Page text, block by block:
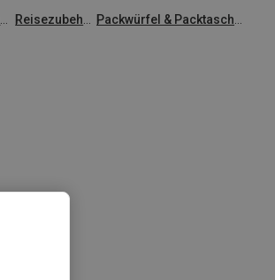
Reisezubehör Packwürfel & Packtaschen